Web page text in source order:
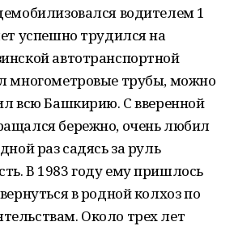
водителем 1
успешно трудился на
автотранспортной
многометровые трубы, можно
всю Башкирию. С вверенной
бережно, очень любил
раз садясь за руль
В 1983 году ему пришлось
в родной колхоз по
Около трех лет